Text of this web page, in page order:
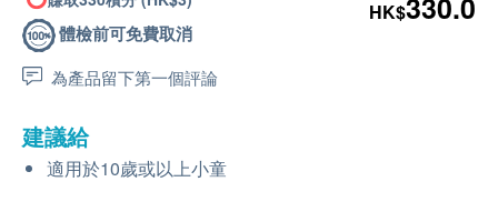
體檢前可免費取消
為產品留下第一個評論
HK$
建議給
適用於10歲或以上小童